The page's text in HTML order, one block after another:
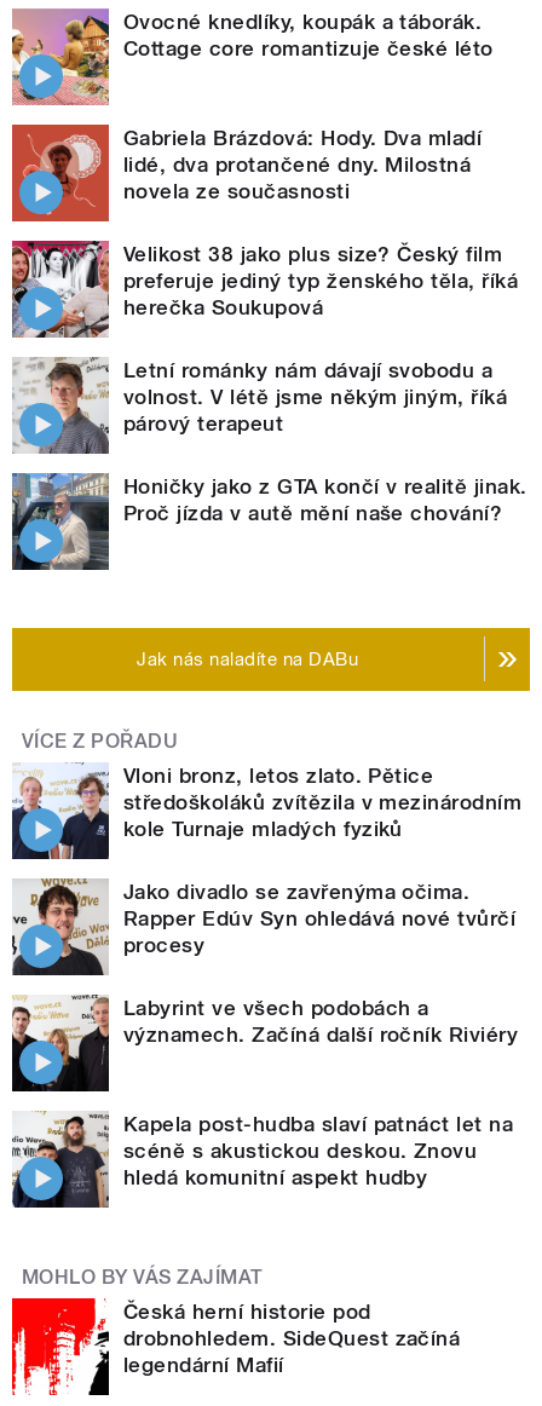
Ovocné knedlíky, koupák a táborák.
Cottage core romantizuje české léto
Gabriela Brázdová: Hody. Dva mladí
lidé, dva protančené dny. Milostná
novela ze současnosti
Velikost 38 jako plus size? Český film
preferuje jediný typ ženského těla, říká
herečka Soukupová
Letní románky nám dávají svobodu a
volnost. V létě jsme někým jiným, říká
párový terapeut
Honičky jako z GTA končí v realitě jinak.
Proč jízda v autě mění naše chování?
Jak nás naladíte na DABu
VÍCE Z POŘADU
Vloni bronz, letos zlato. Pětice
středoškoláků zvítězila v mezinárodním
kole Turnaje mladých fyziků
Jako divadlo se zavřenýma očima.
Rapper Edúv Syn ohledává nové tvůrčí
procesy
Labyrint ve všech podobách a
významech. Začíná další ročník Riviéry
Kapela post-hudba slaví patnáct let na
scéně s akustickou deskou. Znovu
hledá komunitní aspekt hudby
MOHLO BY VÁS ZAJÍMAT
Česká herní historie pod
drobnohledem. SideQuest začíná
legendární Mafií